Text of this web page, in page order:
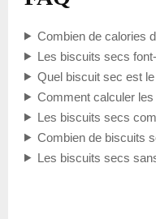
Combien de calories
Les biscuits secs
Quel biscuit sec est
Comment calculer les
Les biscuits secs
Combien de biscuits
Les biscuits secs